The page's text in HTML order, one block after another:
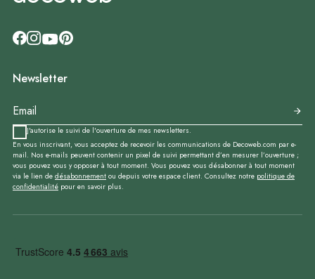
Newsletter
J'autorise le suivi de l'ouverture de mes newsletters.
En vous inscrivant, vous acceptez de recevoir les communications de Decoweb.com par e-
mail. Nos e-mails peuvent contenir un pixel de suivi permettant d’en mesurer l’ouverture ;
vous pouvez vous y opposer à tout moment. Vous pouvez vous désabonner à tout moment
via le lien de désabonnement ou depuis votre espace client. Consultez notre politique de
confidentialité pour en savoir plus.